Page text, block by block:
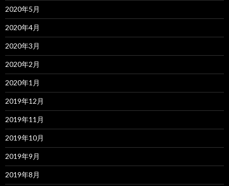
2020年5月
2020年4月
2020年3月
2020年2月
2020年1月
2019年12月
2019年11月
2019年10月
2019年9月
2019年8月